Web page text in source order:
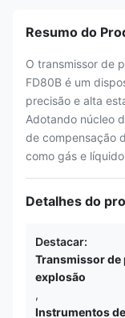
Resumo do
O transmissor de
FD80B é um
precisão e alta
Adotando núcleo
de compensação
como gás e
Detalhes do
Destacar:
Transmissor de
explosão
,
Instrumentos